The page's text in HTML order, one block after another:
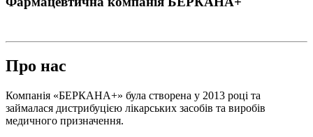
Про нас
Компанія «БЕРКАНА+» була створена у 2013 році та
займалася дистрибуцією лікарських засобів та виробів
медичного призначення.